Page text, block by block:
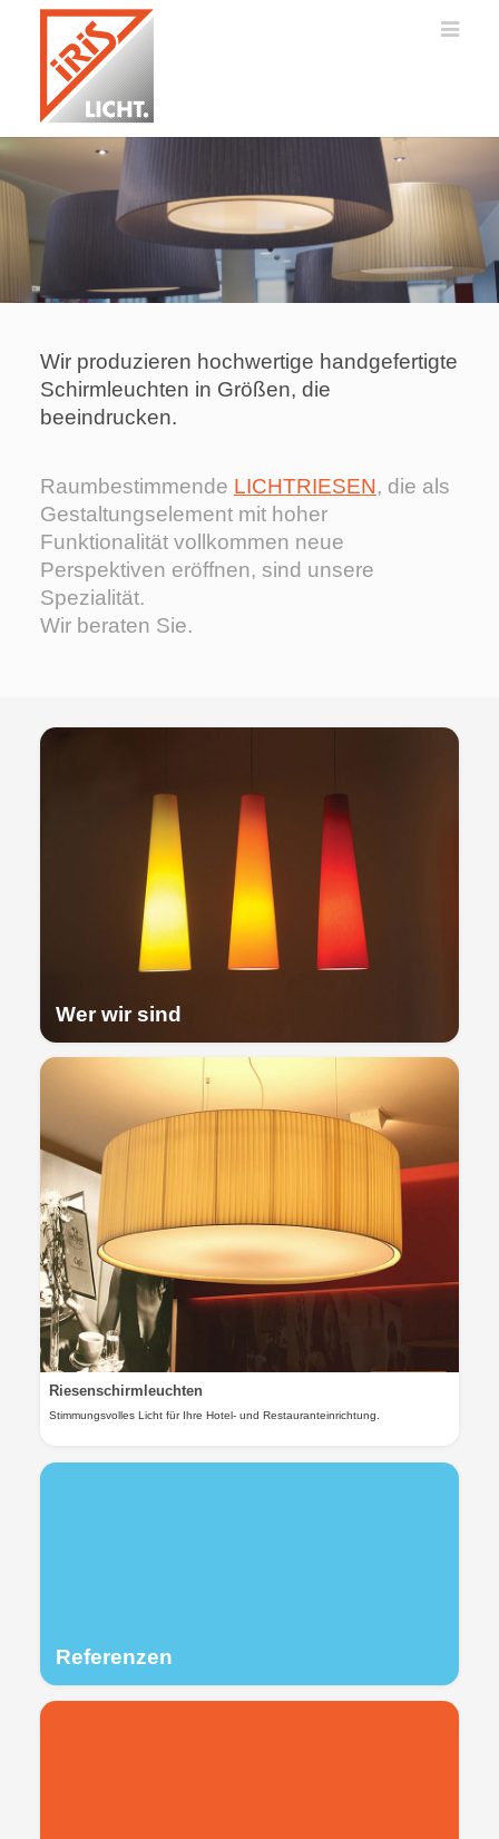
N
a
i
o
b
e
r
r
i
n
g
e
n
Wir produzieren hochwertige handgefertigte
Schirmleuchten in Größen, die
beeindrucken.
Raumbestimmende LICHTRIESEN, die als
Gestaltungselement mit hoher
Funktionalität vollkommen neue
Perspektiven eröffnen, sind unsere
Spezialität.
Wir beraten Sie.
Wer wir sind
Riesenschirmleuchten
Stimmungsvolles Licht für Ihre Hotel- und Restauranteinrichtung.
Referenzen